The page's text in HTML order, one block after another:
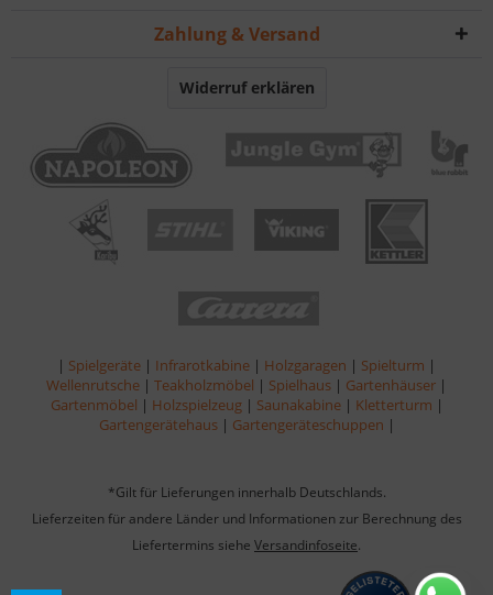
Zahlung & Versand
Widerruf erklären
| Spielgeräte | Infrarotkabine | Holzgaragen | Spielturm |
Wellenrutsche | Teakholzmöbel | Spielhaus | Gartenhäuser |
Gartenmöbel | Holzspielzeug | Saunakabine | Kletterturm |
Gartengerätehaus | Gartengeräteschuppen |
*Gilt für Lieferungen innerhalb Deutschlands.
Lieferzeiten für andere Länder und Informationen zur Berechnung des
Liefertermins siehe Versandinfoseite.